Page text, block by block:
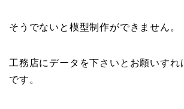
そうでないと模型制作ができません。
工務店にデータを下さいとお願いすれ
です。